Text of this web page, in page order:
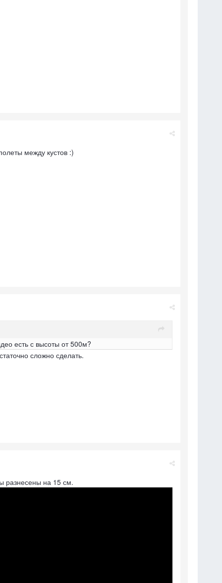
между кустов :)
есть с высоты от 500м?
сложно сделать.
разнесены на 15 см.